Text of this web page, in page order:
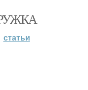
статьи